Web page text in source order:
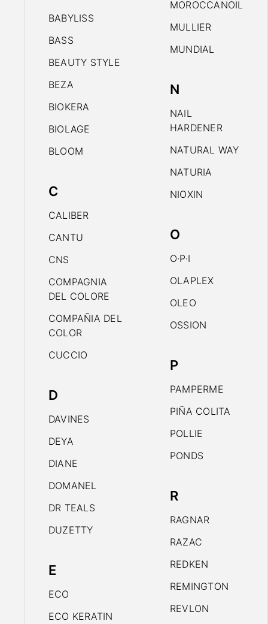
BABYLISS
BASS
BEAUTY STYLE
BEZA
BIOKERA
BIOLAGE
BLOOM
C
CALIBER
CANTU
CNS
COMPAGNIA
DEL COLORE
COMPAÑIA DEL
COLOR
CUCCIO
D
DAVINES
DEYA
DIANE
DOMANEL
DR TEALS
DUZETTY
E
ECO
ECO KERATIN
MOROCCANOIL
MULLIER
MUNDIAL
N
NAIL
HARDENER
NATURAL WAY
NATURIA
NIOXIN
O
O·P·I
OLAPLEX
OLEO
OSSION
P
PAMPERME
PIÑA COLITA
POLLIE
PONDS
R
RAGNAR
RAZAC
REDKEN
REMINGTON
REVLON